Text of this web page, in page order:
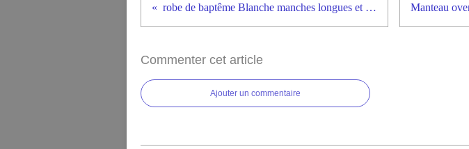
robe de baptême Blanche manches longues et non décolettée
Commenter cet article
Ajouter un commentaire